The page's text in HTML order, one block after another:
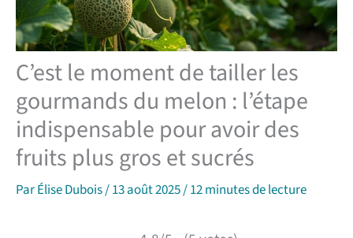
C’est le moment de tailler les
gourmands du melon : l’étape
indispensable pour avoir des
fruits plus gros et sucrés
ParÉlise Dubois/13 août 2025/12 minutes de lecture